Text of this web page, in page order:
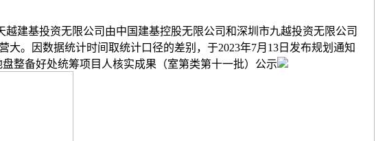
越建基投资无限公司由中国建基控股无限公司和深圳市九越投资无限公司
大。因数据统计时间取统计口径的差别，于2023年7月13日发布规划通知
整备好处统筹项目人核实成果（室第类第十一批）公示